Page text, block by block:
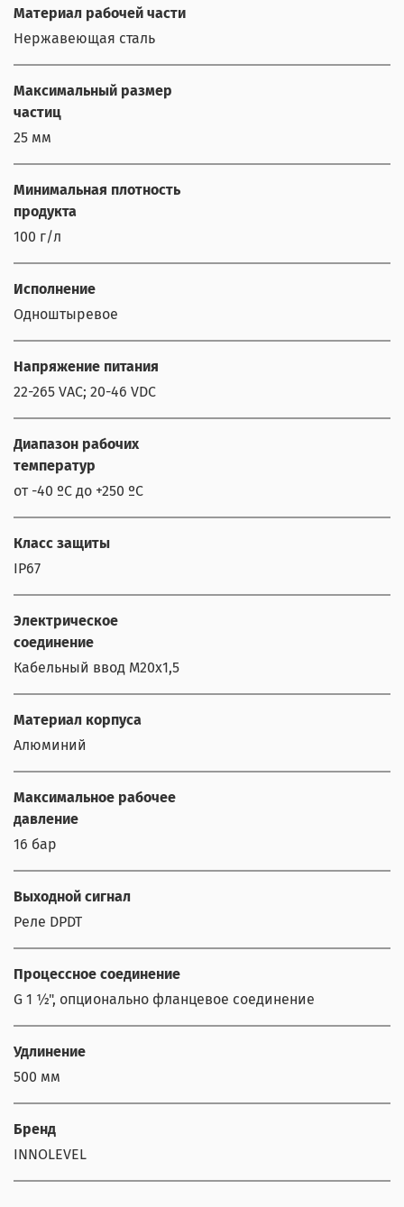
Материал рабочей части
Нержавеющая сталь
Максимальный размер
частиц
25 мм
Минимальная плотность
продукта
100 г/л
Исполнение
Одноштыревое
Напряжение питания
22-265 VAC; 20-46 VDC
Диапазон рабочих
температур
от -40 ºС до +250 ºС
Класс защиты
IP67
Электрическое
соединение
Кабельный ввод М20х1,5
Материал корпуса
Алюминий
Максимальное рабочее
давление
16 бар
Выходной сигнал
Реле DPDT
Процессное соединение
G 1 ½", опционально фланцевое соединение
Удлинение
500 мм
Бренд
INNOLEVEL